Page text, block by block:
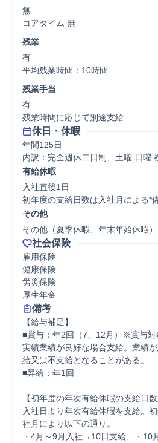
無
コアタイム 無
残業
有
平均残業時間：10時間
残業手当
有
残業時間に応じて別途支給
休日・休暇
年間125日
内訳：完全週休二日制、土曜 日曜
有給休暇
入社直後1日
初年度の支給日数は入社月による*
その他
その他（夏季休暇、年末年始休暇）
社会保険
雇用保険
健康保険
労災保険
厚生年金
備考
【給与補足】
■賞与：年2回（7、12月）※賞与対
実績業績が良好な場合支給。業績
給又は不支給となることがある。
■昇給：年1回
【初年度の年次有給休暇の支給日数
入社日より年次有給休暇を支給。
社月により以下の通り。
・4月～9月入社→10日支給、・10